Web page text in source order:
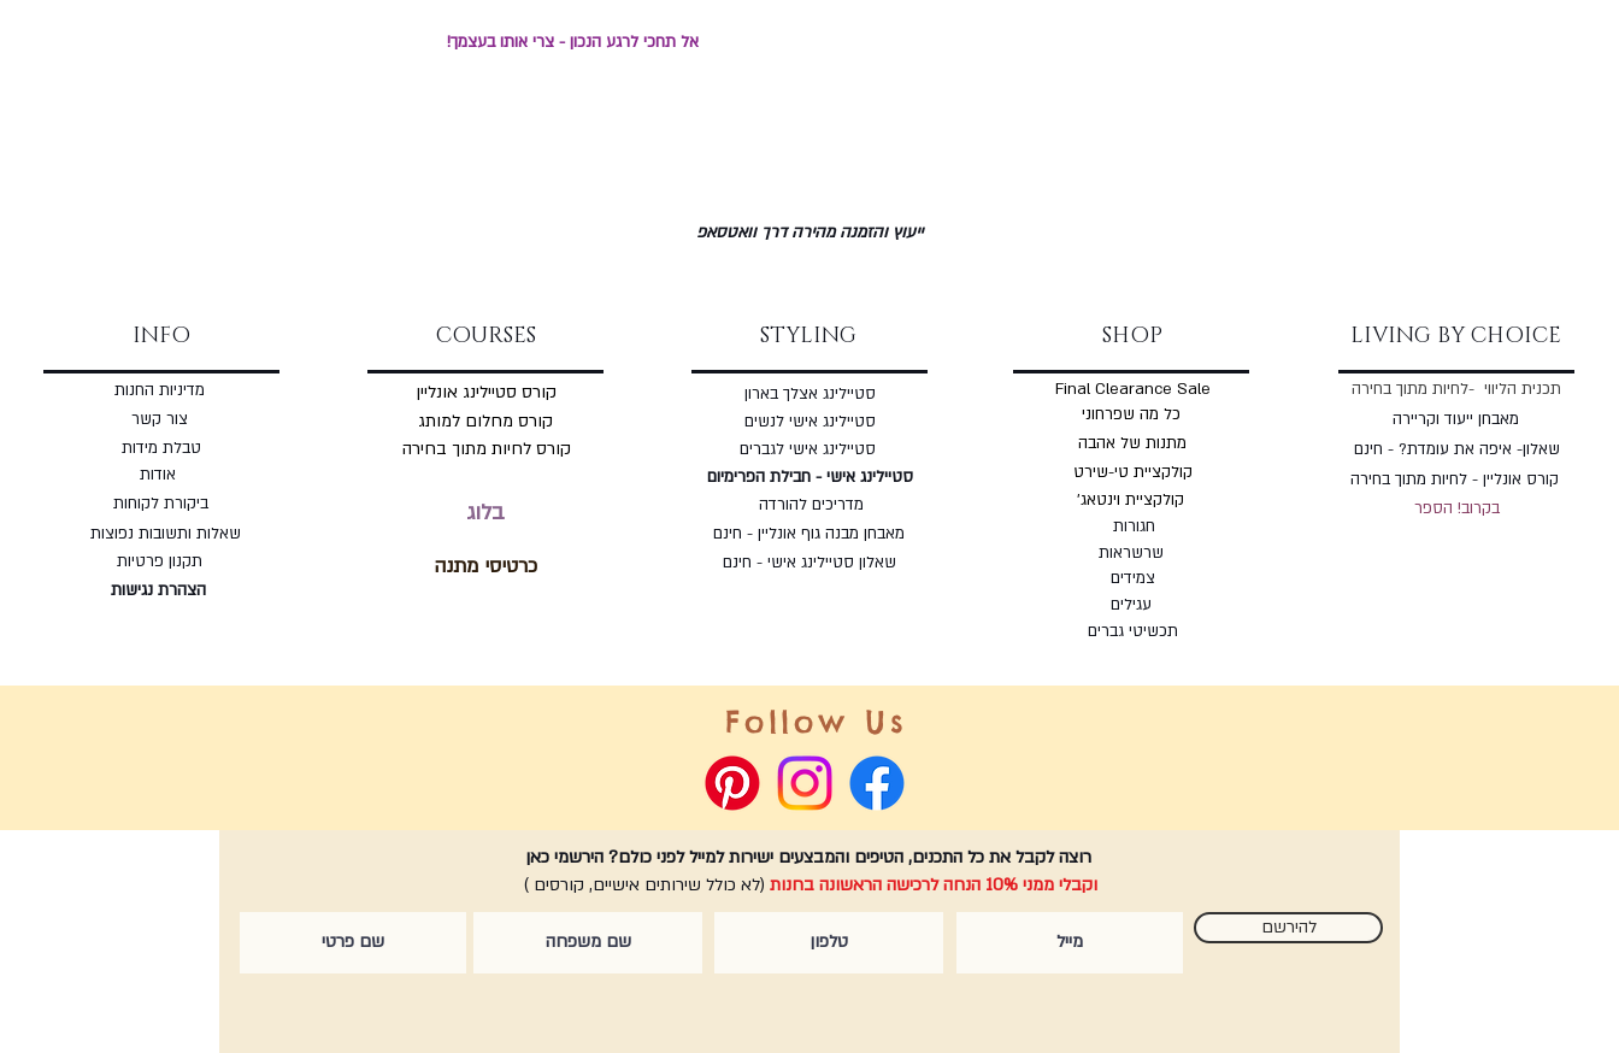
אל תחכי לרגע הנכון - צרי אותו בעצמך!
ייעוץ והזמנה מהירה דרך וואטסאפ
INFO
מדיניות החנות
צור קשר
טבלת מידות
אודות
ביקורת לקוחות
שאלות ותשובות נפוצות
תקנון פרטיות
הצהרת נגישות
COURSES
קורס סטיילינג אונליין
קורס מחלום למותג
קורס לחיות מתוך בחירה
בלוג
כרטיסי מתנה
STYLING
סטיילינג אצלך בארון
סטיילינג אישי לנשים
סטיילינג אישי לגברים
סטיילינג אישי - חבילת הפרימיום
שאלון סטיילינג אישי - חינם
SHOP
Final Clearance Sale
כל מה שפרחוני
מתנות של אהבה
קולקציית וינטאג'
קולקציית טי-שירט
חגורות
שרשראות
צמידים
עגילים
תכשיטי גברים
LIVING BY CHOICE
תכנית הליווי -לחיות מתוך בחירה
מאבחן ייעוד וקריירה
שאלון- איפה את עומדת? - חינם
קורס אונליין - לחיות מתוך בחירה
בקרוב! הספר
מדריכים להורדה
מאבחן מבנה גוף אונליין - חינם
Follow Us
רוצה לקבל את כל התכנים, הטיפים והמבצעים ישירות למייל לפני כולם? הירשמי כאן
וקבלי ממני 10% הנחה לרכישה הראשונה בחנות
(לא כולל שירותים אישיים, קורסים )
להירשם